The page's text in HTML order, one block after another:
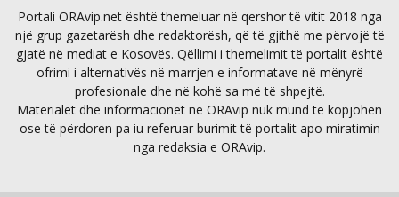
Portali ORAvip.net është themeluar në qershor të vitit 2018 nga
një grup gazetarësh dhe redaktorësh, që të gjithë me përvojë të
gjatë në mediat e Kosovës. Qëllimi i themelimit të portalit është
ofrimi i alternativës në marrjen e informatave në mënyrë
profesionale dhe në kohë sa më të shpejtë.
Materialet dhe informacionet në ORAvip nuk mund të kopjohen
ose të përdoren pa iu referuar burimit të portalit apo miratimin
nga redaksia e ORAvip.